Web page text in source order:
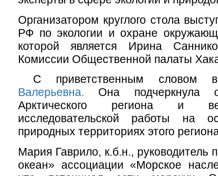
Организатором круглого стола
РФ по экологии и охране
которой является Ирина
Комиссии Общественной палаты
С приветственным словом
Валерьевна. Она подчеркнула
Арктического региона и
исследовательской работы на
природных территориях этого
Мария Гаврило, к.б.н., руководитель
океан» ассоциации «Морское